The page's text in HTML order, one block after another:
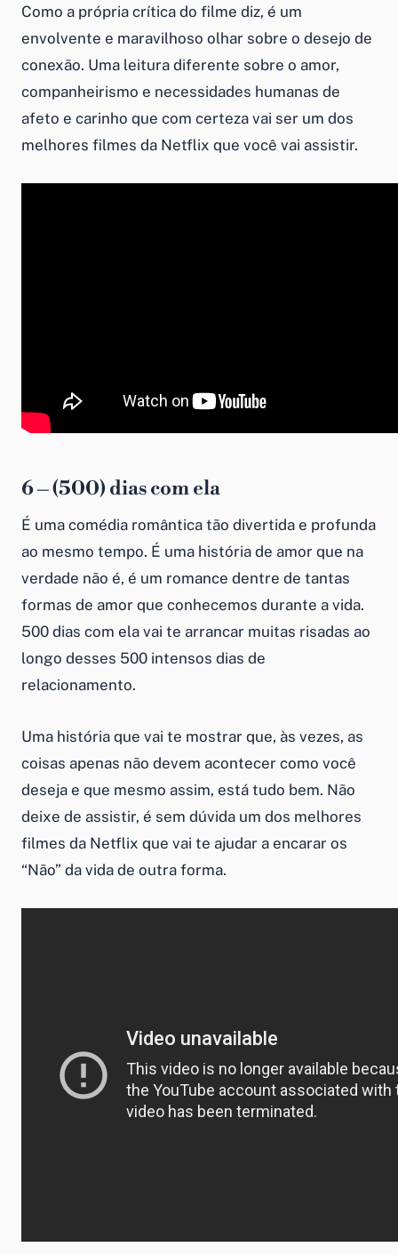
Como a própria crítica do filme diz, é um
envolvente e maravilhoso olhar sobre o desejo de
conexão. Uma leitura diferente sobre o amor,
companheirismo e necessidades humanas de
afeto e carinho que com certeza vai ser um dos
melhores filmes da Netflix que você vai assistir.
6 – (500) dias com ela
É uma comédia romântica tão divertida e profunda
ao mesmo tempo. É uma história de amor que na
verdade não é, é um romance dentre de tantas
formas de amor que conhecemos durante a vida.
500 dias com ela vai te arrancar muitas risadas ao
longo desses 500 intensos dias de
relacionamento.
Uma história que vai te mostrar que, às vezes, as
coisas apenas não devem acontecer como você
deseja e que mesmo assim, está tudo bem. Não
deixe de assistir, é sem dúvida um dos melhores
filmes da Netflix que vai te ajudar a encarar os
“Não” da vida de outra forma.